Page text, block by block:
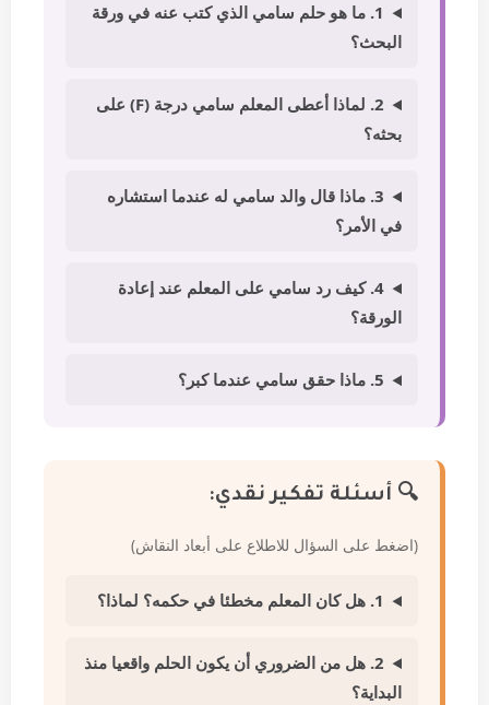
1. ما هو حلم سامي الذي كتب عنه في ورقة
البحث؟
2. لماذا أعطى المعلم سامي درجة (F) على
بحثه؟
3. ماذا قال والد سامي له عندما استشاره
في الأمر؟
4. كيف رد سامي على المعلم عند إعادة
الورقة؟
5. ماذا حقق سامي عندما كبر؟
🔍 أسئلة تفكير نقدي:
(اضغط على السؤال للاطلاع على أبعاد النقاش)
1. هل كان المعلم مخطئا في حكمه؟ لماذا؟
2. هل من الضروري أن يكون الحلم واقعيا منذ
البداية؟